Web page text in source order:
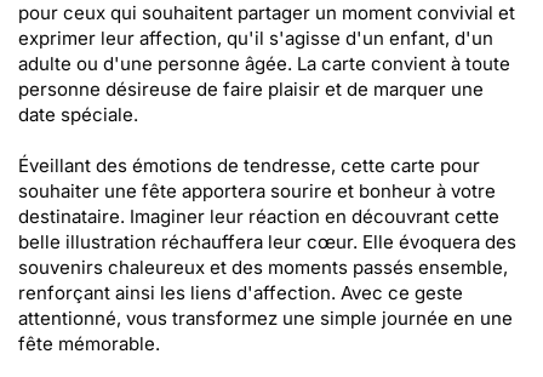
pour ceux qui souhaitent partager un moment convivial et
exprimer leur affection, qu'il s'agisse d'un enfant, d'un
adulte ou d'une personne âgée. La carte convient à toute
personne désireuse de faire plaisir et de marquer une
date spéciale.
Éveillant des émotions de tendresse, cette carte pour
souhaiter une fête apportera sourire et bonheur à votre
destinataire. Imaginer leur réaction en découvrant cette
belle illustration réchauffera leur cœur. Elle évoquera des
souvenirs chaleureux et des moments passés ensemble,
renforçant ainsi les liens d'affection. Avec ce geste
attentionné, vous transformez une simple journée en une
fête mémorable.